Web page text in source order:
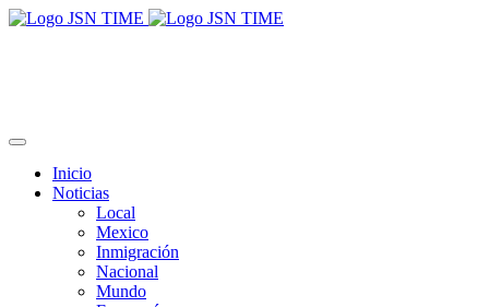
Inicio
Noticias
Local
Mexico
Inmigración
Nacional
Mundo